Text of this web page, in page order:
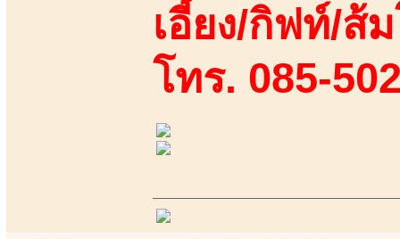
เอี้ยง/กิฟท์/ส้
โทร. 085-